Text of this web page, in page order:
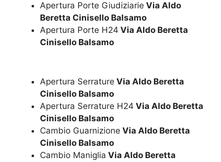
Apertura Porte Giudiziarie Via Aldo
Beretta Cinisello Balsamo
Apertura Porte H24 Via Aldo Beretta
Cinisello Balsamo
Apertura Serrature Via Aldo Beretta
Cinisello Balsamo
Apertura Serrature H24 Via Aldo Beretta
Cinisello Balsamo
Cambio Guarnizione Via Aldo Beretta
Cinisello Balsamo
Cambio Maniglia Via Aldo Beretta